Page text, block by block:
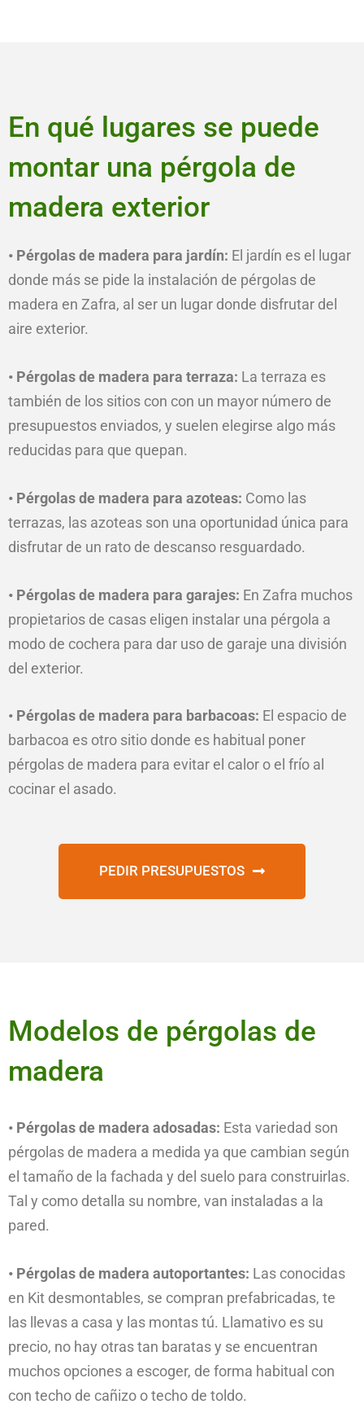
En qué lugares se puede
montar una pérgola de
madera exterior
• Pérgolas de madera para jardín: El jardín es el lugar
donde más se pide la instalación de pérgolas de
madera en Zafra, al ser un lugar donde disfrutar del
aire exterior.
• Pérgolas de madera para terraza: La terraza es
también de los sitios con con un mayor número de
presupuestos enviados, y suelen elegirse algo más
reducidas para que quepan.
• Pérgolas de madera para azoteas: Como las
terrazas, las azoteas son una oportunidad única para
disfrutar de un rato de descanso resguardado.
• Pérgolas de madera para garajes: En Zafra muchos
propietarios de casas eligen instalar una pérgola a
modo de cochera para dar uso de garaje una división
del exterior.
• Pérgolas de madera para barbacoas: El espacio de
barbacoa es otro sitio donde es habitual poner
pérgolas de madera para evitar el calor o el frío al
cocinar el asado.
PEDIR PRESUPUESTOS
Modelos de pérgolas de
madera
• Pérgolas de madera adosadas: Esta variedad son
pérgolas de madera a medida ya que cambian según
el tamaño de la fachada y del suelo para construirlas.
Tal y como detalla su nombre, van instaladas a la
pared.
• Pérgolas de madera autoportantes: Las conocidas
en Kit desmontables, se compran prefabricadas, te
las llevas a casa y las montas tú. Llamativo es su
precio, no hay otras tan baratas y se encuentran
muchos opciones a escoger, de forma habitual con
con techo de cañizo o techo de toldo.